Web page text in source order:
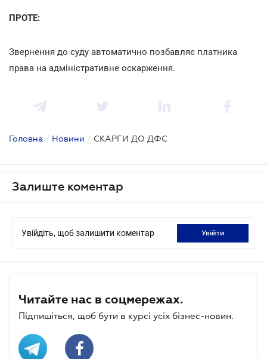
ПРОТЕ:
Звернення до суду автоматично позбавляє платника
права на адміністративне оскарження.
Головна / Новини / СКАРГИ ДО ДФС
Залиште коментар
Увійдіть, щоб залишити коментар увійти
Читайте нас в соцмережах.
Підпишіться, щоб бути в курсі усіх бізнес-новин.